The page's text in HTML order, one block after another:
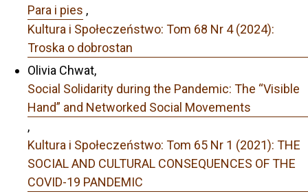
Para i pies ,
Kultura i Społeczeństwo: Tom 68 Nr 4 (2024):
Troska o dobrostan
Olivia Chwat,
Social Solidarity during the Pandemic: The “Visible
Hand” and Networked Social Movements
,
Kultura i Społeczeństwo: Tom 65 Nr 1 (2021): THE
SOCIAL AND CULTURAL CONSEQUENCES OF THE
COVID-19 PANDEMIC